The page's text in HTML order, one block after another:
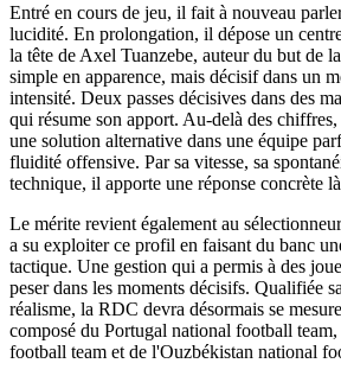
Entré en cours de jeu, il fait à nouveau
lucidité. En prolongation, il dépose un
la tête de Axel Tuanzebe, auteur du but de
simple en apparence, mais décisif dans un
intensité. Deux passes décisives dans des
qui résume son apport. Au-delà des
une solution alternative dans une équipe
fluidité offensive. Par sa vitesse, sa
technique, il apporte une réponse concrète
Le mérite revient également au
a su exploiter ce profil en faisant du banc
tactique. Une gestion qui a permis à des
peser dans les moments décisifs. Qualifiée
réalisme, la RDC devra désormais se
composé du Portugal national football
football team et de l'Ouzbékistan national